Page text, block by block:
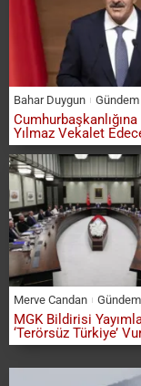
Bahar Duygun Gündem
Yılmaz Vekalet
Merve Candan Gündem
MGK Bildirisi
‘Terörsüz Türkiye’